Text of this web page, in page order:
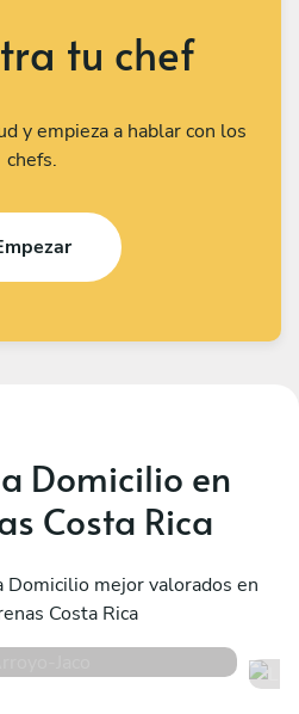
tu chef
y empieza a hablar con los
chefs.
Domicilio en
Costa Rica
Domicilio mejor valorados en
Costa Rica